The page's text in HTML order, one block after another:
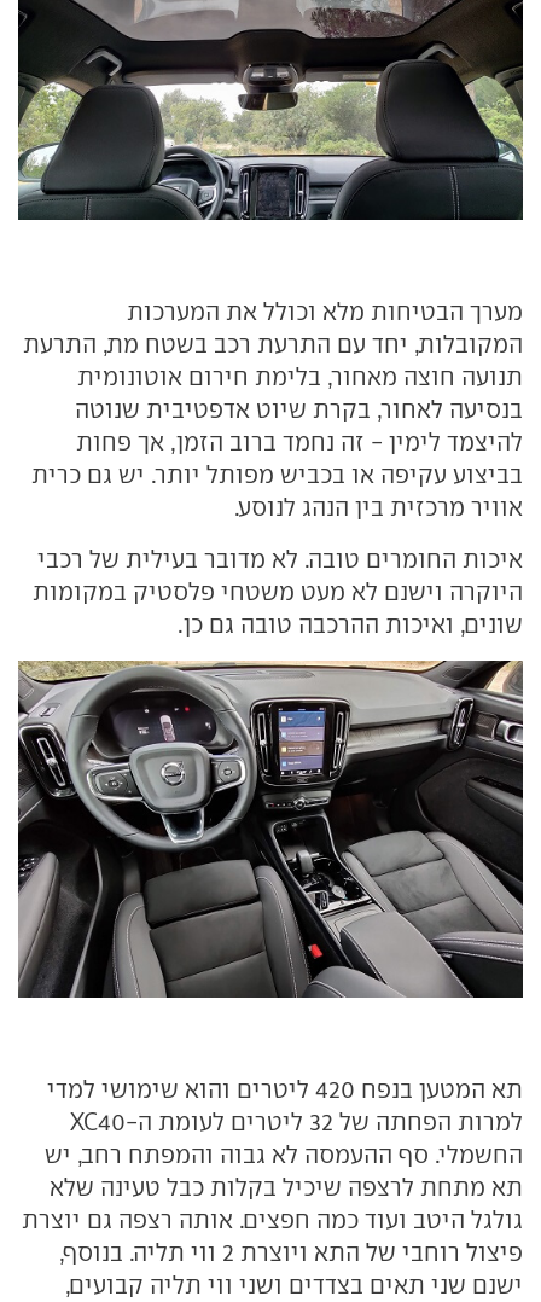
מערך הבטיחות מלא וכולל את המערכות
המקובלות, יחד עם התרעת רכב בשטח מת, התרעת
תנועה חוצה מאחור, בלימת חירום אוטונומית
בנסיעה לאחור, בקרת שיוט אדפטיבית שנוטה
להיצמד לימין - זה נחמד ברוב הזמן, אך פחות
בביצוע עקיפה או בכביש מפותל יותר. יש גם כרית
אוויר מרכזית בין הנהג לנוסע.
איכות החומרים טובה. לא מדובר בעילית של רכבי
היוקרה וישנם לא מעט משטחי פלסטיק במקומות
שונים, ואיכות ההרכבה טובה גם כן.
תא המטען בנפח 420 ליטרים והוא שימושי למדי
למרות הפחתה של 32 ליטרים לעומת ה-XC40
החשמלי. סף ההעמסה לא גבוה והמפתח רחב, יש
תא מתחת לרצפה שיכיל בקלות כבל טעינה שלא
גולגל היטב ועוד כמה חפצים. אותה רצפה גם יוצרת
פיצול רוחבי של התא ויוצרת 2 ווי תליה. בנוסף,
ישנם שני תאים בצדדים ושני ווי תליה קבועים,